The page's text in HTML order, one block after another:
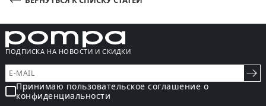
ПОДПИСКА НА НОВОСТИ И СКИДКИ
Принимаю пользовательское соглашение о
конфиденциальности